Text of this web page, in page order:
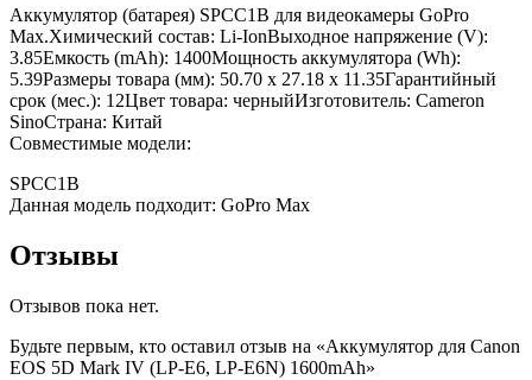
Аккумулятор (батарея) SPCC1B для видеокамеры GoPro
Max.Химический состав: Li-IonВыходное напряжение (V):
3.85Емкость (mAh): 1400Мощность аккумулятора (Wh):
5.39Размеры товара (мм): 50.70 x 27.18 x 11.35Гарантийный
срок (мес.): 12Цвет товара: черныйИзготовитель: Cameron
SinoСтрана: Китай
Совместимые модели:
SPCC1B
Данная модель подходит: GoPro Max
Отзывы
Отзывов пока нет.
Будьте первым, кто оставил отзыв на «Аккумулятор для Canon
EOS 5D Mark IV (LP-E6, LP-E6N) 1600mAh»